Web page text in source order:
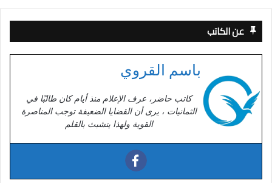
عن الكاتب
باسم القروي
كاتب حاضر، عرف الإعلام منذ أيام كان طالبًا في
الثمانيات ، يرى أن القضايا الضعيفة توجب المناصرة
القوية ولهذا يتشبث بالقلم